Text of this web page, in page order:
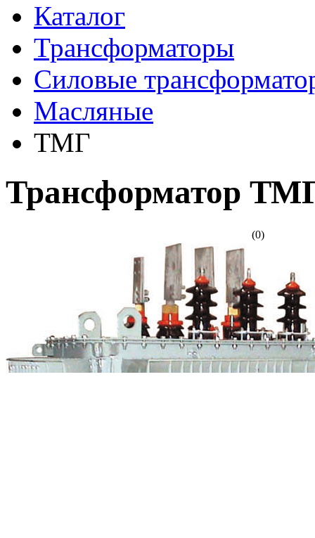
Каталог
Трансформаторы
Cиловые
Масляные
ТМГ
Трансформатор
(0)